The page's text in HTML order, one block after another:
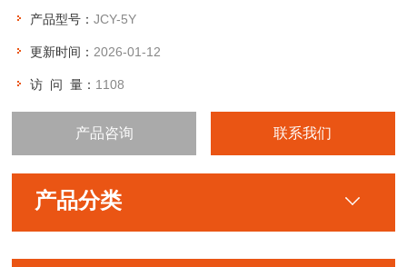
产品型号：JCY-5Y
更新时间： 2026-01-12
访 问 量： 1108
产品咨询 联系我们
产品分类